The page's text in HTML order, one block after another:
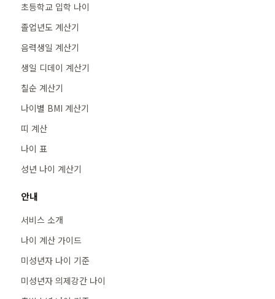
초등학교 입학 나이
졸업년도 계산기
음력생일 계산기
생일 디데이 계산기
칠순 계산기
나이별 BMI 계산기
띠 계산
나이 표
성년 나이 계산기
안내
서비스 소개
나이 계산 가이드
미성년자 나이 기준
미성년자 의제강간 나이